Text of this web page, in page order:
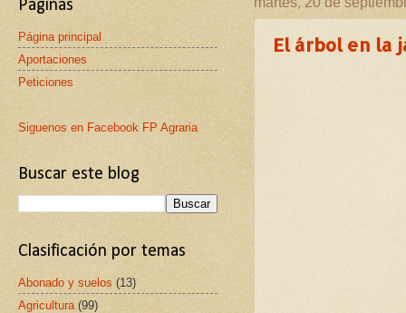
El árbol en la
Páginas
Página principal
Aportaciones
Peticiones
Siguenos en Facebook FP Agraria
Buscar este blog
Clasificación por temas
Abonado y suelos (13)
Agricultura (99)